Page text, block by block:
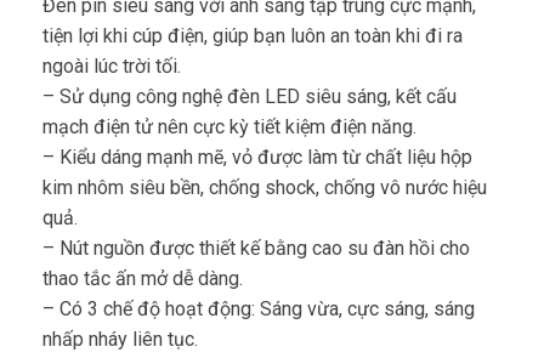
Đèn pin siêu sáng với ánh sáng tập trung cực mạnh,
tiện lợi khi cúp điện, giúp bạn luôn an toàn khi đi ra
ngoài lúc trời tối.
– Sử dụng công nghệ đèn LED siêu sáng, kết cấu
mạch điện tử nên cực kỳ tiết kiệm điện năng.
– Kiểu dáng mạnh mẽ, vỏ được làm từ chất liệu hộp
kim nhôm siêu bền, chống shock, chống vô nước hiệu
quả.
– Nút nguồn được thiết kế bằng cao su đàn hồi cho
thao tắc ấn mở dễ dàng.
– Có 3 chế độ hoạt động: Sáng vừa, cực sáng, sáng
nhấp nháy liên tục.